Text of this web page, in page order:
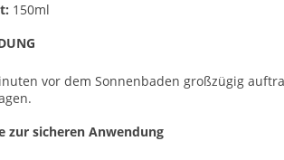
150ml
vor dem Sonnenbaden großzügig
zur sicheren Anwendung